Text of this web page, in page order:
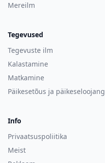
Mereilm
Tegevused
Tegevuste ilm
Kalastamine
Matkamine
Päikesetõus ja päikeseloojang
Info
Privaatsuspoliitika
Meist